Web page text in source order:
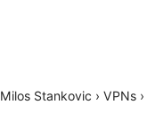
Milos Stankovic › VPNs ›